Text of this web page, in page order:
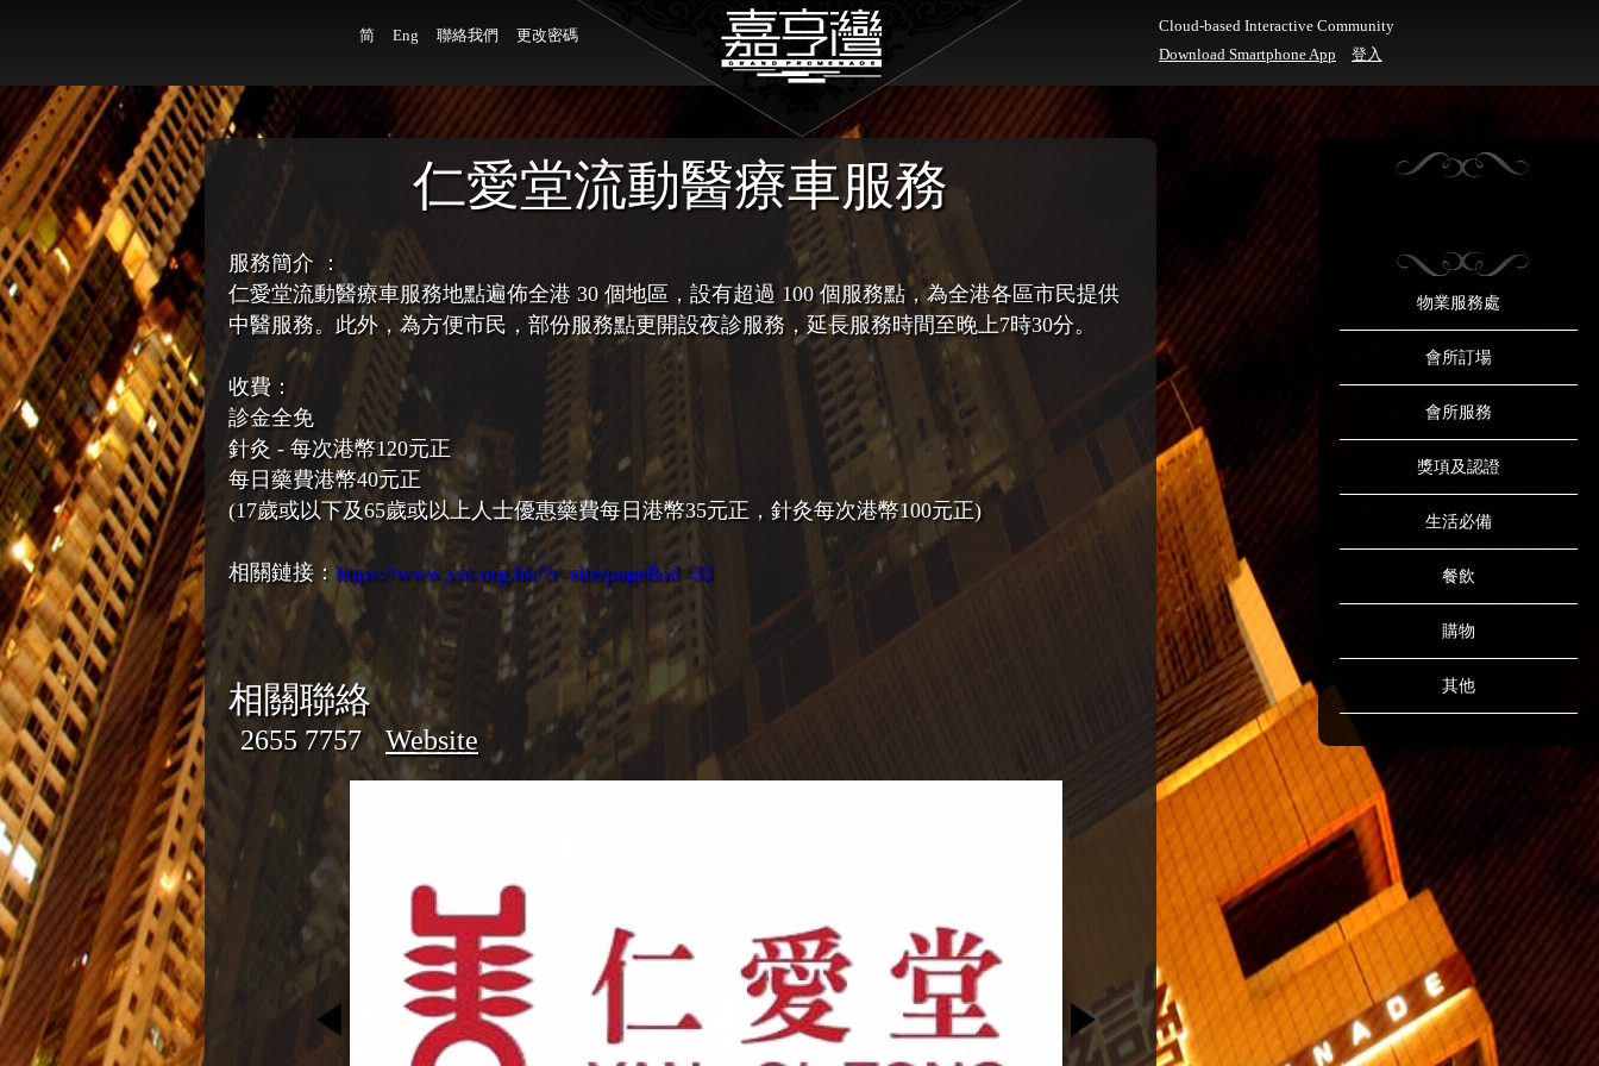
简 Eng 聯絡我們 更改密碼
Cloud-based Interactive Community
Download Smartphone App
登入
物業服務處
會所訂場
會所服務
獎項及認證
生活必備
餐飲
購物
其他
仁愛堂流動醫療車服務
服務簡介 ：
仁愛堂流動醫療車服務地點遍佈全港 30 個地區，設有超過 100 個服務點，為全港各區市民提供
中醫服務。此外，為方便市民，部份服務點更開設夜診服務，延長服務時間至晚上7時30分。
收費：
診金全免
針灸 - 每次港幣120元正
每日藥費港幣40元正
(17歲或以下及65歲或以上人士優惠藥費每日港幣35元正，針灸每次港幣100元正)
相關鏈接： https://www.yot.org.hk/?r=site/page&id=33
相關聯絡
2655 7757 Website